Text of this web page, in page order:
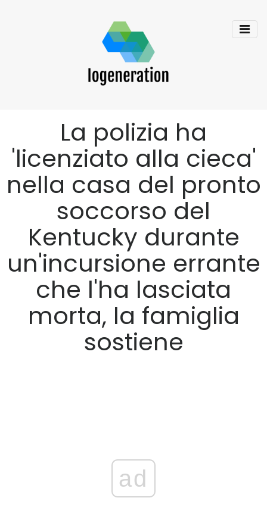
La polizia ha
'licenziato alla cieca'
nella casa del pronto
soccorso del
Kentucky durante
un'incursione errante
che l'ha lasciata
morta, la famiglia
sostiene
ad